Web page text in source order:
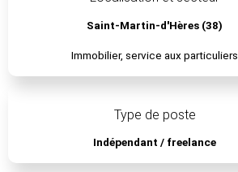
Saint-Martin-d'Hères (38)
Immobilier, service aux particuliers
Type de poste
Indépendant / freelance